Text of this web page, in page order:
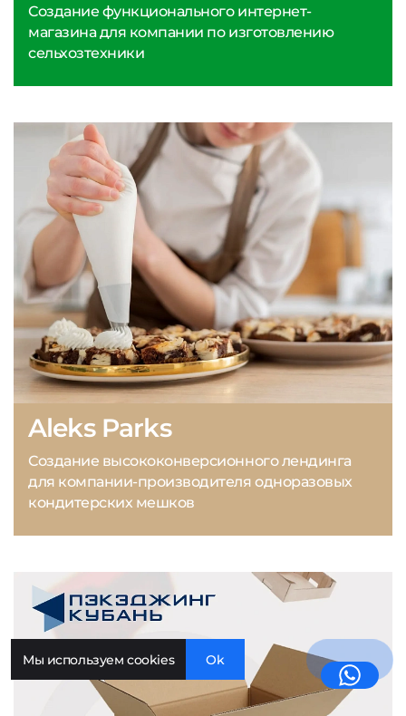
Aleks Parks
Создание высококонверсионного лендинга
для компании-производителя одноразовых
кондитерских мешков
Создание функционального интернет-
магазина для компании по изготовлению
сельхозтехники
Мы используем cookies Ok